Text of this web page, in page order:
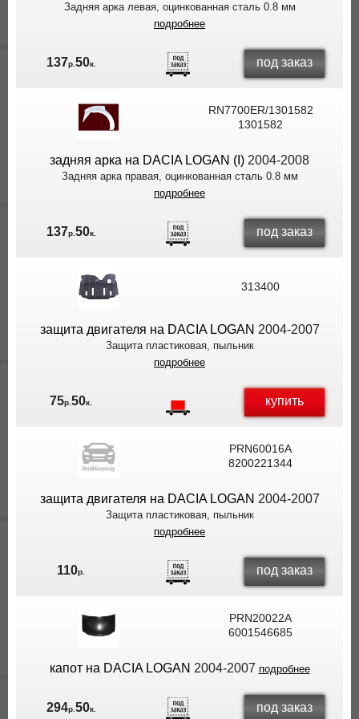
Задняя арка левая, оцинкованная сталь 0.8 мм
подробнее
137р. 50к. под заказ
RN7700ER/1301582
1301582
задняя арка на DACIA LOGAN (I) 2004-2008
Задняя арка правая, оцинкованная сталь 0.8 мм
подробнее
137р. 50к. под заказ
313400
защита двигателя на DACIA LOGAN 2004-2007
Защита пластиковая, пыльник
подробнее
75р.50к. купить
PRN60016A
8200221344
защита двигателя на DACIA LOGAN 2004-2007
Защита пластиковая, пыльник
подробнее
110р. под заказ
PRN20022A
6001546685
капот на DACIA LOGAN 2004-2007 подробнее
294р. 50к. под заказ